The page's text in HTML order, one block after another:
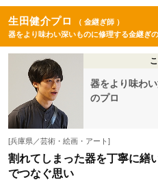
生田健介プロ
（ 金継ぎ師 ）
器をより味わい深いものに修理する金継ぎ
器をより味わ
のプロ
[兵庫県／芸術・絵画・アート]
割れてしまった器を丁寧に繕
でつなぐ思い